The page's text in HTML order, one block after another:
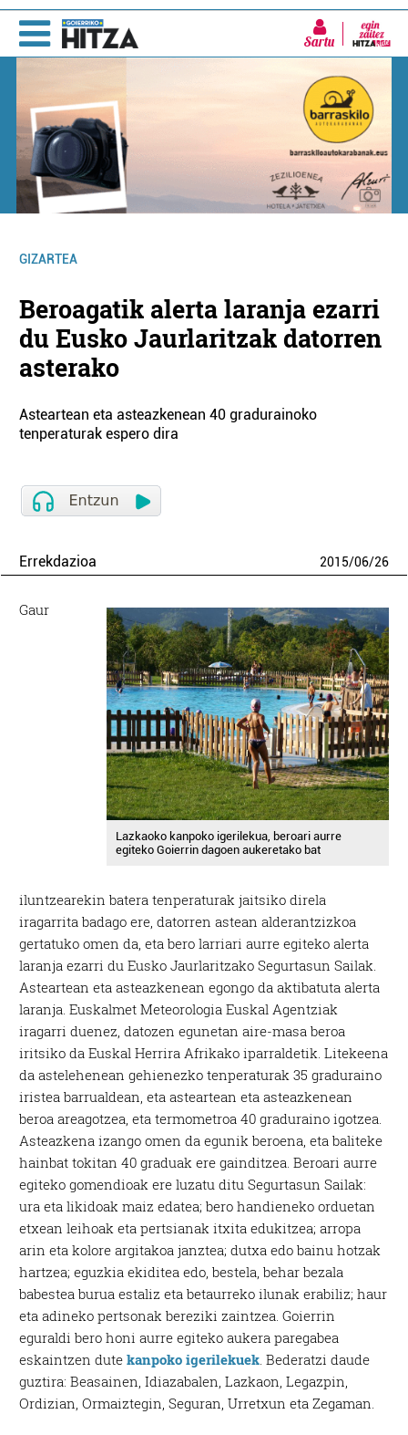
Sartu
GIZARTEA
Beroagatik alerta laranja ezarri
du Eusko Jaurlaritzak datorren
asterako
Asteartean eta asteazkenean 40 gradurainoko
tenperaturak espero dira
Errekdazioa 2015/06/26
Lazkaoko kanpoko igerilekua, beroari aurre
egiteko Goierrin dagoen aukeretako bat
Gaur
iluntzearekin batera tenperaturak jaitsiko direla
iragarrita badago ere, datorren astean alderantzizkoa
gertatuko omen da, eta bero larriari aurre egiteko alerta
laranja ezarri du Eusko Jaurlaritzako Segurtasun Sailak.
Asteartean eta asteazkenean egongo da aktibatuta alerta
laranja. Euskalmet Meteorologia Euskal Agentziak
iragarri duenez, datozen egunetan aire-masa beroa
iritsiko da Euskal Herrira Afrikako iparraldetik. Litekeena
da astelehenean gehienezko tenperaturak 35 graduraino
iristea barrualdean, eta asteartean eta asteazkenean
beroa areagotzea, eta termometroa 40 graduraino igotzea.
Asteazkena izango omen da egunik beroena, eta baliteke
hainbat tokitan 40 graduak ere gainditzea. Beroari aurre
egiteko gomendioak ere luzatu ditu Segurtasun Sailak:
ura eta likidoak maiz edatea; bero handieneko orduetan
etxean leihoak eta pertsianak itxita edukitzea; arropa
arin eta kolore argitakoa janztea; dutxa edo bainu hotzak
hartzea; eguzkia ekiditea edo, bestela, behar bezala
babestea burua estaliz eta betaurreko ilunak erabiliz; haur
eta adineko pertsonak bereziki zaintzea. Goierrin
eguraldi bero honi aurre egiteko aukera paregabea
eskaintzen dutekanpoko igerilekuek . Bederatzi daude
guztira: Beasainen, Idiazabalen, Lazkaon, Legazpin,
Ordizian, Ormaiztegin, Seguran, Urretxun eta Zegaman.